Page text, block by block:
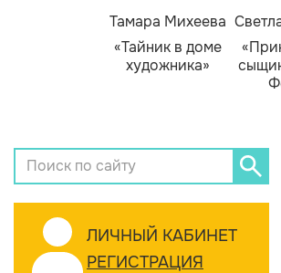
Тамара Михеева
«Тайник в доме
художника»
ЛИЧНЫЙ КАБИНЕТ
РЕГИСТРАЦИЯ